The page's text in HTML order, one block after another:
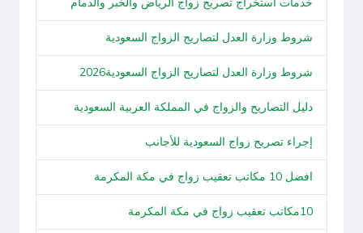
شروط وزارة العدل لتصاريح الزواج السعودية
شروط وزارة العدل لتصاريح الزواج السعودية2026
دليل التصاريح والزواج في المملكة العربية السعودية
إجراء تصريح زواج السعودية للأجانب
افضل 10 مكاتب تعقيب زواج في مكة المكرمة
10مكاتب تعقيب زواج في مكة المكرمة